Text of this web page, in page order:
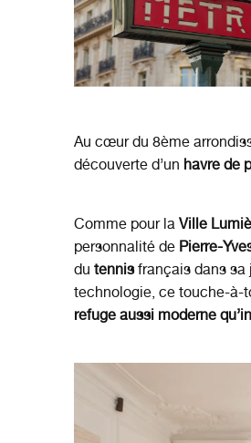
Au cœur du 8ème
découverte d’un havre de
Comme pour la Ville
personnalité de Pierre-
du tennisfrançais dans sa
technologie, ce touche-à-
refuge aussi moderne